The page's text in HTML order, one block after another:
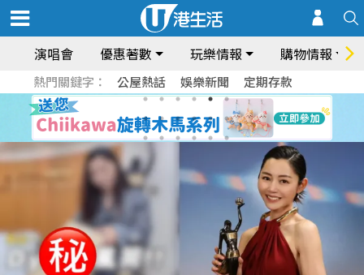
演唱會 優惠著數 玩樂情報 購物情報
熱門關鍵字： 公屋熱話 娛樂新聞 定期存款